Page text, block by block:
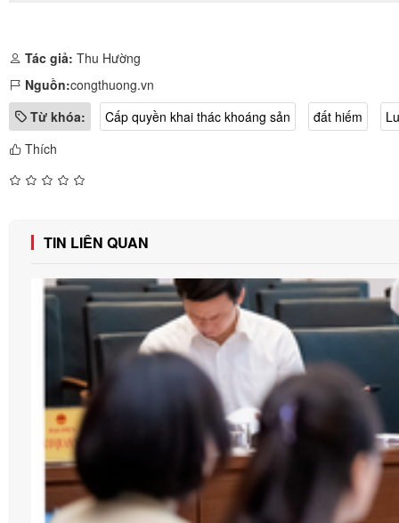
Tác giả: Thu Hường
Nguồn:congthuong.vn
Từ khóa:
Cấp quyền khai thác khoáng sản đất hiếm
Thích
TIN LIÊN QUAN